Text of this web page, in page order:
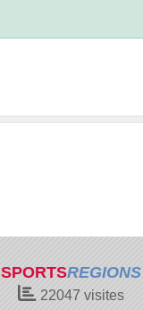
SPORTSREGIONS
22047 visites